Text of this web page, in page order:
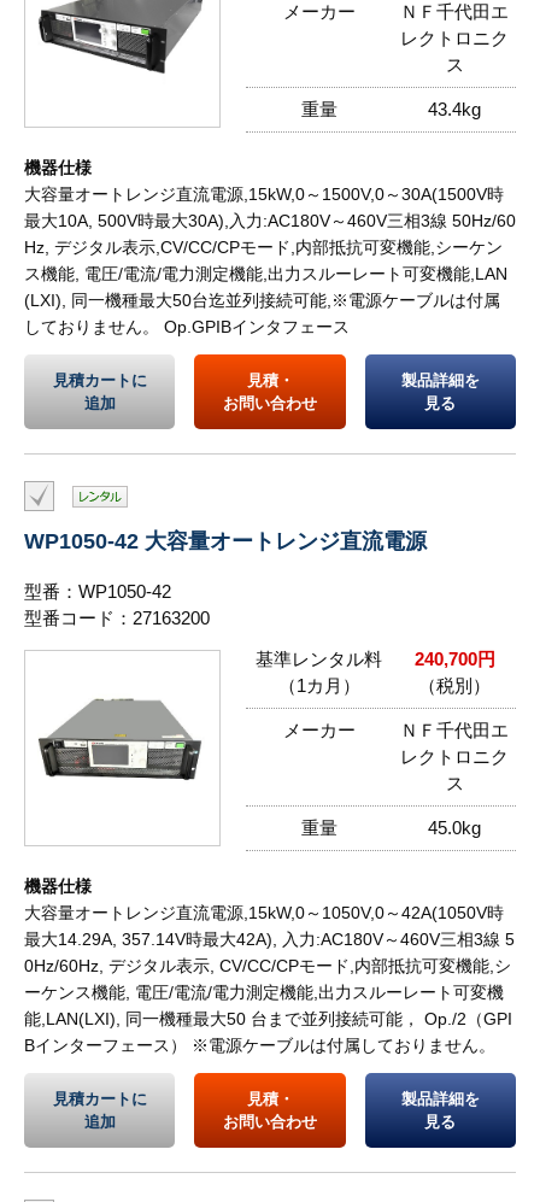
メーカー
ＮＦ千代田エ
レクトロニク
ス
重量 43.4kg
機器仕様
大容量オートレンジ直流電源,15kW,0～1500V,0～30A(1500V時
最大10A, 500V時最大30A),入力:AC180V～460V三相3線 50Hz/60
Hz, デジタル表示,CV/CC/CPモード,内部抵抗可変機能,シーケン
ス機能, 電圧/電流/電力測定機能,出力スルーレート可変機能,LAN
(LXI), 同一機種最大50台迄並列接続可能,※電源ケーブルは付属
しておりません。 Op.GPIBインタフェース
見積カートに
追加
見積・
お問い合わせ
製品詳細を
見る
WP1050-42 大容量オートレンジ直流電源
型番：WP1050-42
型番コード：27163200
基準レンタル料
（1カ月）
240,700円
（税別）
メーカー
ＮＦ千代田エ
レクトロニク
ス
重量 45.0kg
機器仕様
大容量オートレンジ直流電源,15kW,0～1050V,0～42A(1050V時
最大14.29A, 357.14V時最大42A), 入力:AC180V～460V三相3線 5
0Hz/60Hz, デジタル表示, CV/CC/CPモード,内部抵抗可変機能,シ
ーケンス機能, 電圧/電流/電力測定機能,出力スルーレート可変機
能,LAN(LXI), 同一機種最大50 台まで並列接続可能， Op./2（GPI
Bインターフェース） ※電源ケーブルは付属しておりません。
見積カートに
追加
見積・
お問い合わせ
製品詳細を
見る